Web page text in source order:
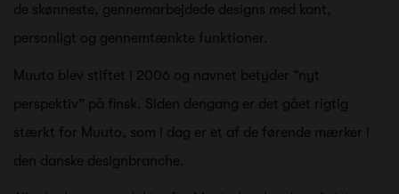
de skønneste, gennemarbejdede designs med kant,
personligt og gennemtænkte funktioner.
Muuto blev stiftet i 2006 og navnet betyder “nyt
perspektiv” på finsk. Siden dengang er det gået rigtig
stærkt for Muuto, som i dag er et af de førende mærker i
den danske designbranche.